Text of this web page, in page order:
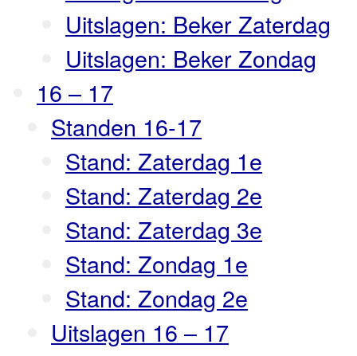
Uitslagen: Beker Zaterdag
Uitslagen: Beker Zondag
16 – 17
Standen 16-17
Stand: Zaterdag 1e
Stand: Zaterdag 2e
Stand: Zaterdag 3e
Stand: Zondag 1e
Stand: Zondag 2e
Uitslagen 16 – 17